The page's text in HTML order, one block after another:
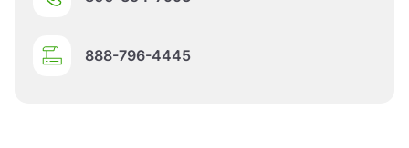
888-796-4445